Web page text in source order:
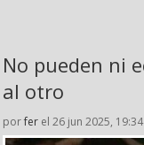
No pueden ni
al otro
porfer el 26 jun 2025, 19:34